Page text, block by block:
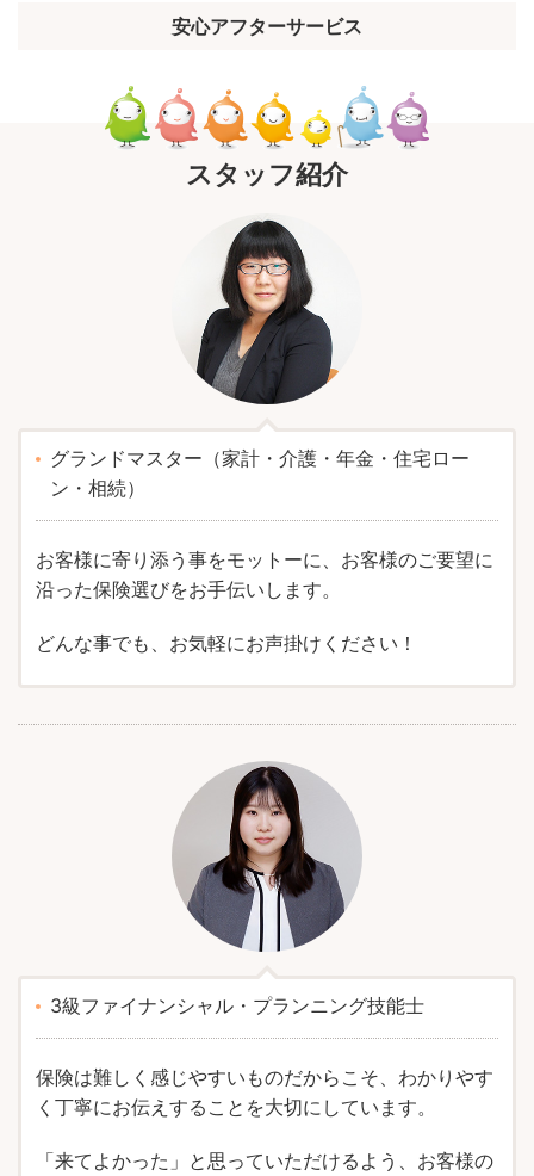
安心アフターサービス
スタッフ紹介
グランドマスター（家計・介護・年金・住宅ロー
ン・相続）
お客様に寄り添う事をモットーに、お客様のご要望に
沿った保険選びをお手伝いします。
どんな事でも、お気軽にお声掛けください！
3級ファイナンシャル・プランニング技能士
保険は難しく感じやすいものだからこそ、わかりやす
く丁寧にお伝えすることを大切にしています。
「来てよかった」と思っていただけるよう、お客様の